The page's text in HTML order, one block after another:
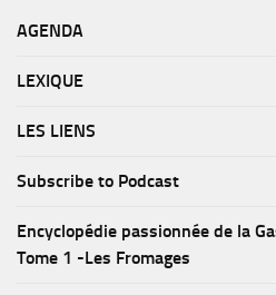
AGENDA
LEXIQUE
LES LIENS
Subscribe to Podcast
Encyclopédie passionnée de la
Tome 1 -Les Fromages